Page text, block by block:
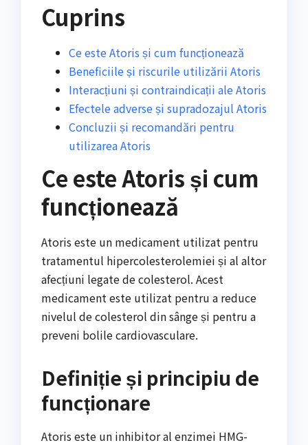
Cuprins
Ce este Atoris și cum funcționează
Beneficiile și riscurile utilizării Atoris
Interacțiuni și contraindicații ale Atoris
Efectele adverse și supradozajul Atoris
Concluzii și recomandări pentru
utilizarea Atoris
Ce este Atoris și cum
funcționează
Atoris este un medicament utilizat pentru
tratamentul hipercolesterolemiei și al altor
afecțiuni legate de colesterol. Acest
medicament este utilizat pentru a reduce
nivelul de colesterol din sânge și pentru a
preveni bolile cardiovasculare.
Definiție și principiu de
funcționare
Atoris este un inhibitor al enzimei HMG-